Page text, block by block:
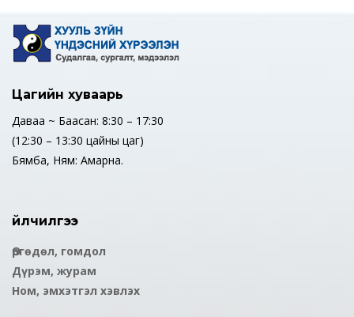
Цагийн хуваарь
Даваа ~ Баасан: 8:30 – 17:30
(12:30 – 13:30 цайны цаг)
Бямба, Ням: Амарна.
Үйлчилгээ
Өргөдөл, гомдол
Дүрэм, журам
Ном, эмхэтгэл хэвлэх